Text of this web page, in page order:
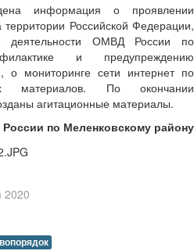
информация о проявлении
Российской Федерации,
деятельности ОМВД России по
и предупреждению
о мониторинге сети интернет по
материалов. По окончании
агитационные материалы.
по Меленковскому району
2020